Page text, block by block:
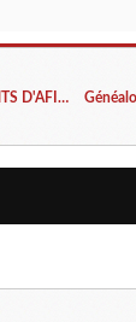
RELATION ENTRE EKANG NNA ET LES ENFANTS D'AFIRI KARA